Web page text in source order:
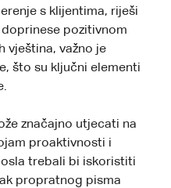
s klijentima, riješi
pozitivnom
vještina, važno je
što su ključni elementi
značajno utjecati na
proaktivnosti i
trebali bi iskoristiti
propratnog pisma